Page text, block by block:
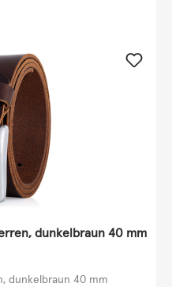
dunkelbraun 40 mm
dunkelbraun 40 mm